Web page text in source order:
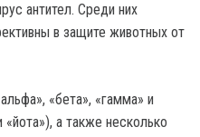
антител. Среди них
в защите животных от
«бета», «гамма» и
а также несколько